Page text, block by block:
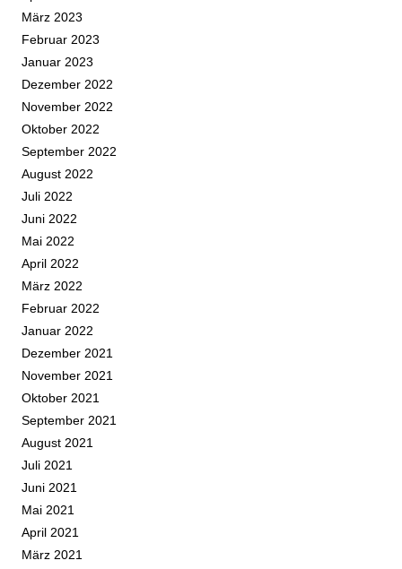
März 2023
Februar 2023
Januar 2023
Dezember 2022
November 2022
Oktober 2022
September 2022
August 2022
Juli 2022
Juni 2022
Mai 2022
April 2022
März 2022
Februar 2022
Januar 2022
Dezember 2021
November 2021
Oktober 2021
September 2021
August 2021
Juli 2021
Juni 2021
Mai 2021
April 2021
März 2021